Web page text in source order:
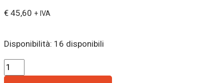
€ 45,60 + IVA
Disponibilità: 16 disponibili